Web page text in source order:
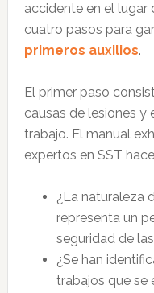
accidente en el lugar
cuatro pasos para
primeros auxilios.
El primer paso
causas de lesiones y
trabajo. El manual
expertos en SST
¿La naturaleza
representa un
seguridad de
¿Se han
trabajos que se